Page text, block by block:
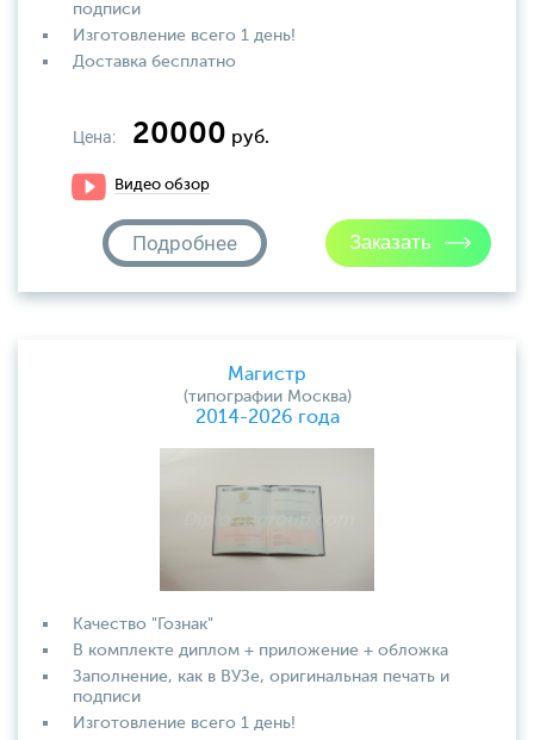
подписи
Изготовление всего 1 день!
Доставка бесплатно
Цена: 20000 руб.
Видео обзор
Подробнее
Магистр
(типографии Москва)
2014-2026 года
Качество "Гознак"
В комплекте диплом + приложение + обложка
Заполнение, как в ВУЗе, оригинальная печать и
подписи
Изготовление всего 1 день!